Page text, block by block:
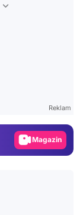
Reklam
Magazin